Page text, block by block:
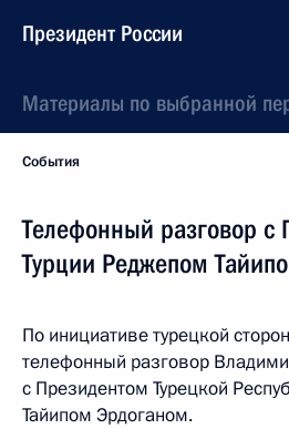
Президент России
Материалы по выбранной
События
Телефонный разговор с
Турции Реджепом
По инициативе турецкой
телефонный разговор
с Президентом Турецкой
Тайипом Эрдоганом.